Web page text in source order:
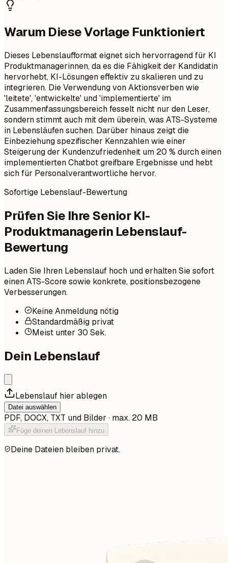
Warum Diese Vorlage Funktioniert
Dieses Lebenslaufformat eignet sich hervorragend für KI
Produktmanagerinnen, da es die Fähigkeit der Kandidatin
hervorhebt, KI-Lösungen effektiv zu skalieren und zu
integrieren. Die Verwendung von Aktionsverben wie
'leitete', 'entwickelte' und 'implementierte' im
Zusammenfassungsbereich fesselt nicht nur den Leser,
sondern stimmt auch mit dem überein, was ATS-Systeme
in Lebensläufen suchen. Darüber hinaus zeigt die
Einbeziehung spezifischer Kennzahlen wie einer
Steigerung der Kundenzufriedenheit um 20 % durch einen
implementierten Chatbot greifbare Ergebnisse und hebt
sich für Personalverantwortliche hervor.
Sofortige Lebenslauf-Bewertung
Prüfen Sie Ihre Senior KI-
Produktmanagerin Lebenslauf-
Bewertung
Laden Sie Ihren Lebenslauf hoch und erhalten Sie sofort
einen ATS-Score sowie konkrete, positionsbezogene
Verbesserungen.
Keine Anmeldung nötig
Standardmäßig privat
Meist unter 30 Sek.
Dein Lebenslauf
Lebenslauf hier ablegen
Datei auswählen
PDF, DOCX, TXT und Bilder · max. 20 MB
Füge deinen Lebenslauf hinzu
Deine Dateien bleiben privat.